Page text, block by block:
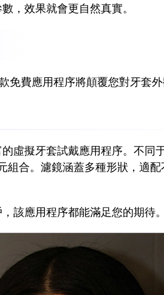
，效果就會更自然真實。
費應用程序將顛覆您對牙套外
虛擬牙套試戴應用程序。不同
組合。濾鏡涵蓋多種形狀，適
該應用程序都能滿足您的期待。